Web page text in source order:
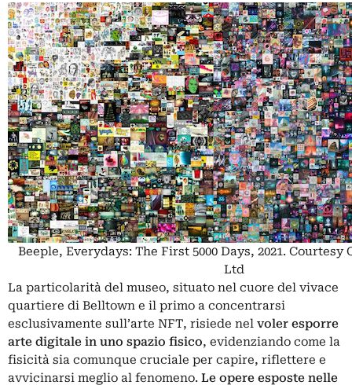
Beeple, Everydays: The First 5000 Days, 2021. Courtesy
Ltd
La particolarità del museo, situato nel cuore del vivace
quartiere di Belltown e il primo a concentrarsi
esclusivamente sull’arte NFT, risiede nel voler esporre
arte digitale in uno spazio fisico, evidenziando come la
fisicità sia comunque cruciale per capire, riflettere e
avvicinarsi meglio al fenomeno. Le opere esposte nelle